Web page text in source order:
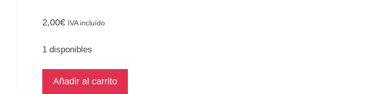
2,00€ IVA incluído
1 disponibles
Añadir al carrito